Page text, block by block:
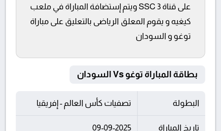
على قناة SSC 3 ويتم إستضافة المباراة في ملعب
كيغيه و يقوم المعلق الرياضى بالتعليق على مباراة
توغو و السودان
بطاقة المباراة توغو Vs السودان
البطولة تصفيات كأس العالم - إفريقيا
تاريخ المباراة 09-09-2025